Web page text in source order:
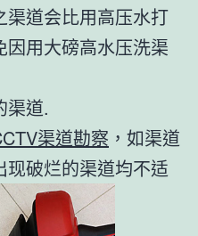
渠道会比用高压水打
用大磅高水压洗渠
渠道.
渠道勘察 ，如渠道
破烂的渠道均不适